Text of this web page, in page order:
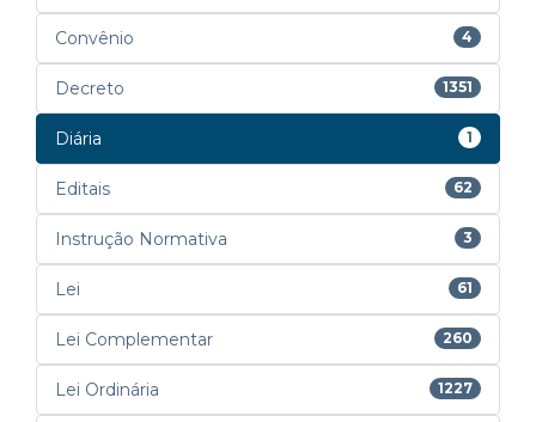
Convênio 4
Decreto 1351
Diária 1
Editais 62
Instrução Normativa 3
Lei 61
Lei Complementar 260
Lei Ordinária 1227